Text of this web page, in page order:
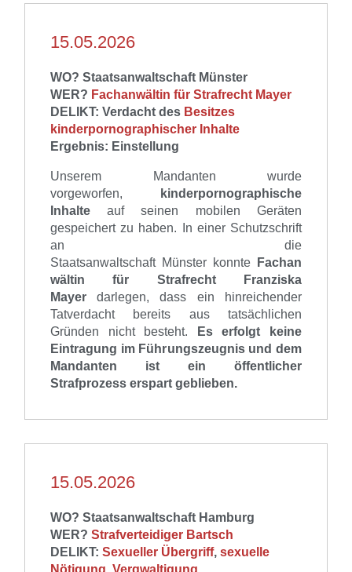
15.05.2026
WO? Staatsanwaltschaft Münster
WER? Fachanwältin für Strafrecht Mayer
DELIKT:Verdacht des Besitzes
kinderpornographischer Inhalte
Ergebnis: Einstellung
Unserem Mandanten wurde
vorgeworfen,
kinderpornographische
Inhalte auf seinen mobilen Geräten
gespeichert zu haben.
In einer Schutzschrift
an die
Staatsanwaltschaft Münster konnte
Fachan
wältin für Strafrecht
Franziska
Mayer
darlegen, dass ein hinreichender
Tatverdacht bereits aus tatsächlichen
Gründen nicht besteht.
Es erfolgt keine
Eintragung im Führungszeugnis und dem
Mandanten ist ein öffentlicher
Strafprozesserspart geblieben.
15.05.2026
WO? Staatsanwaltschaft Hamburg
WER?Strafverteidiger Bartsch
DELIKT: Sexueller Übergriff,sexuelle
Nötigung ,Vergwaltigung